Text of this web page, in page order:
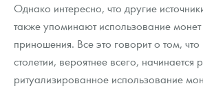
Однако интересно, что другие
также упоминают использование
приношения. Все это говорит о том,
столетии, вероятнее всего, начинается
ритуализированное использование